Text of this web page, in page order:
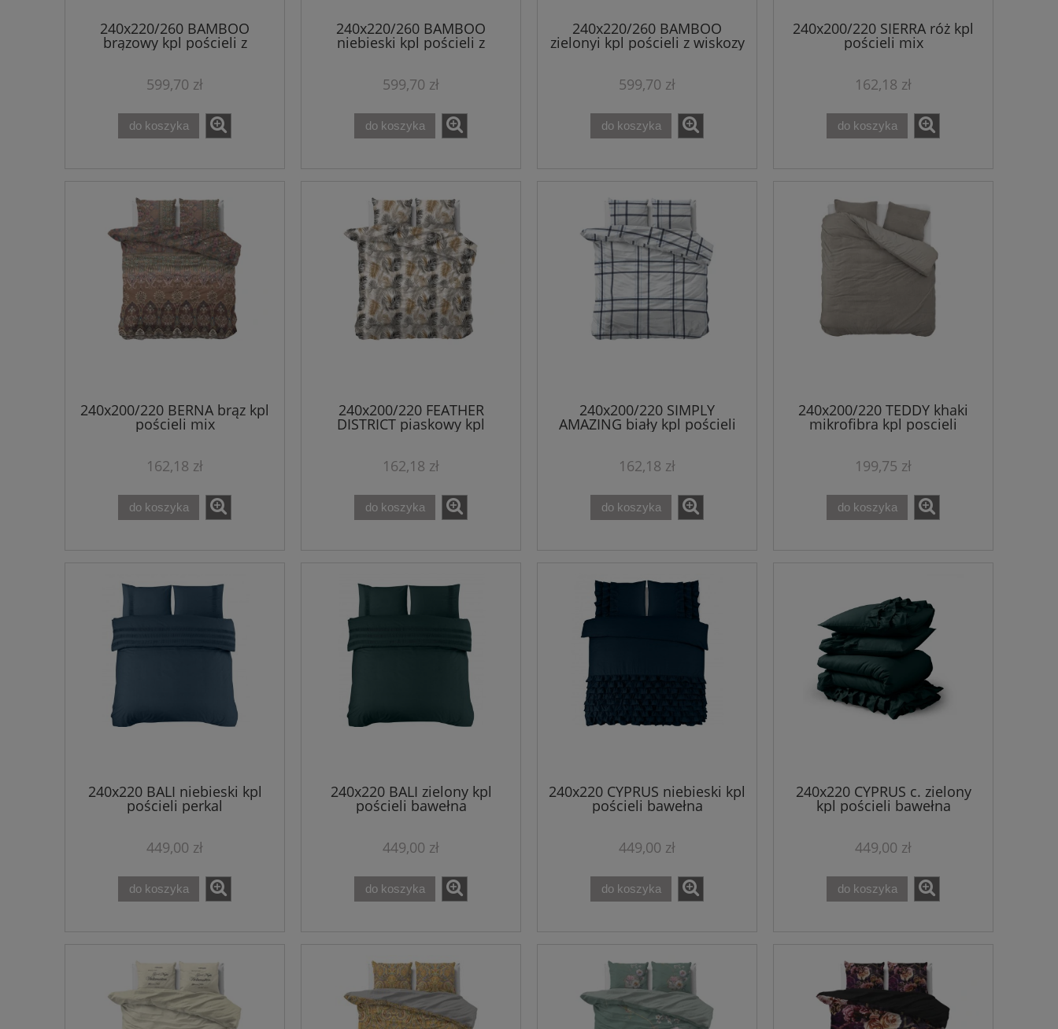
240x220/260 BAMBOO
brązowy kpl pościeli z
wiskozy bambusowej
599,70 zł
do koszyka
240x220/260 BAMBOO
niebieski kpl pościeli z
wiskozy bambusowej
599,70 zł
do koszyka
240x220/260 BAMBOO
zielonyi kpl pościeli z wiskozy
bambusowej
599,70 zł
do koszyka
240x200/220 SIERRA róż kpl
pościeli mix
162,18 zł
do koszyka
240x200/220 BERNA brąz kpl
pościeli mix
162,18 zł
do koszyka
240x200/220 FEATHER
DISTRICT piaskowy kpl
pościeli mix
162,18 zł
do koszyka
240x200/220 SIMPLY
AMAZING biały kpl pościeli
mix
162,18 zł
do koszyka
240x200/220 TEDDY khaki
mikrofibra kpl poscieli
199,75 zł
do koszyka
240x220 BALI niebieski kpl
pościeli perkal
449,00 zł
do koszyka
240x220 BALI zielony kpl
pościeli bawełna
449,00 zł
do koszyka
240x220 CYPRUS niebieski kpl
pościeli bawełna
449,00 zł
do koszyka
240x220 CYPRUS c. zielony
kpl pościeli bawełna
449,00 zł
do koszyka